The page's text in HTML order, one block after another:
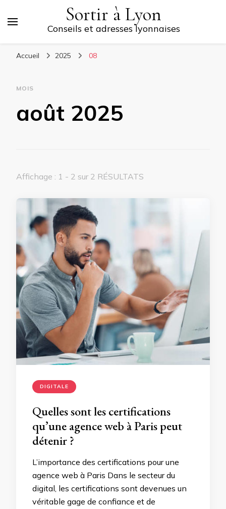
Sortir à Lyon
Conseils et adresses lyonnaises
Accueil 2025 08
MOIS
août 2025
Affichage : 1 - 2 sur 2 RÉSULTATS
DIGITALE
Quelles sont les certifications
qu’une agence web à Paris peut
détenir ?
L’importance des certifications pour une
agence web à Paris Dans le secteur du
digital, les certifications sont devenues un
véritable gage de confiance et de